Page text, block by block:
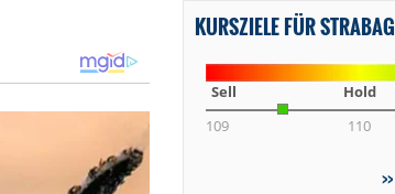
KURSZIELE FÜR STRABAG
Sell Hold
109
110